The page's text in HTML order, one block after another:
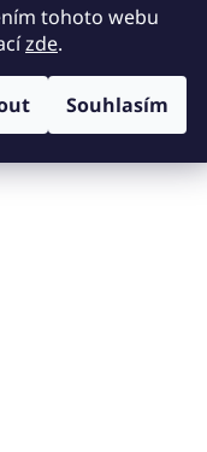
tohoto webu
zde.
Souhlasím